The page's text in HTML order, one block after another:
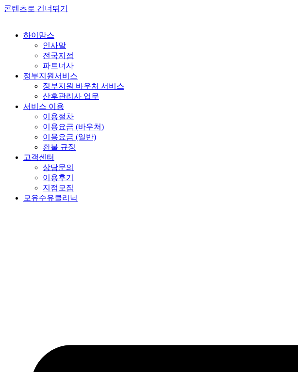
콘텐츠로 건너뛰기
하이맘스
인사말
전국지점
파트너사
정부지원서비스
정부지원 바우처 서비스
산후관리사 업무
서비스 이용
이용절차
이용요금 (바우처)
이용요금 (일반)
환불 규정
고객센터
상담문의
이용후기
지점모집
모유수유클리닉